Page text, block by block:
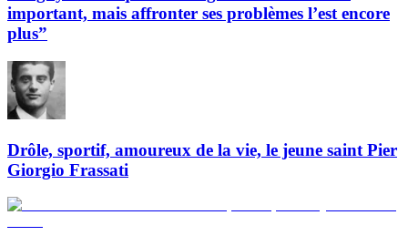
important, mais affronter ses problèmes l’est encore
plus”
Drôle, sportif, amoureux de la vie, le jeune saint Pier
Giorgio Frassati